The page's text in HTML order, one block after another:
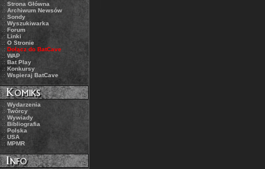
.: Strona Główna
.: Archiwum Newsów
.: Sondy
.:Wyszukiwarka
.: Forum
.: Linki
.: O Stronie
.: Dołącz do BatCave
.: WAP
.: Bat Play
.: Konkursy
.: Wspieraj BatCave
.: Wydarzenia
.: Twórcy
.: Wywiady
.:Bibliografia
.: Polska
.: USA
.: MPMR